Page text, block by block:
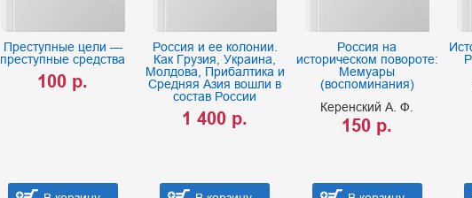
Преступные цели —
преступные средства
100 р.
Россия и ее колонии.
Как Грузия, Украина,
Молдова, Прибалтика и
Средняя Азия вошли в
состав России
1 400 р.
Россия на
историческом повороте:
Мемуары
(воспоминания)
Керенский А. Ф.
150 р.